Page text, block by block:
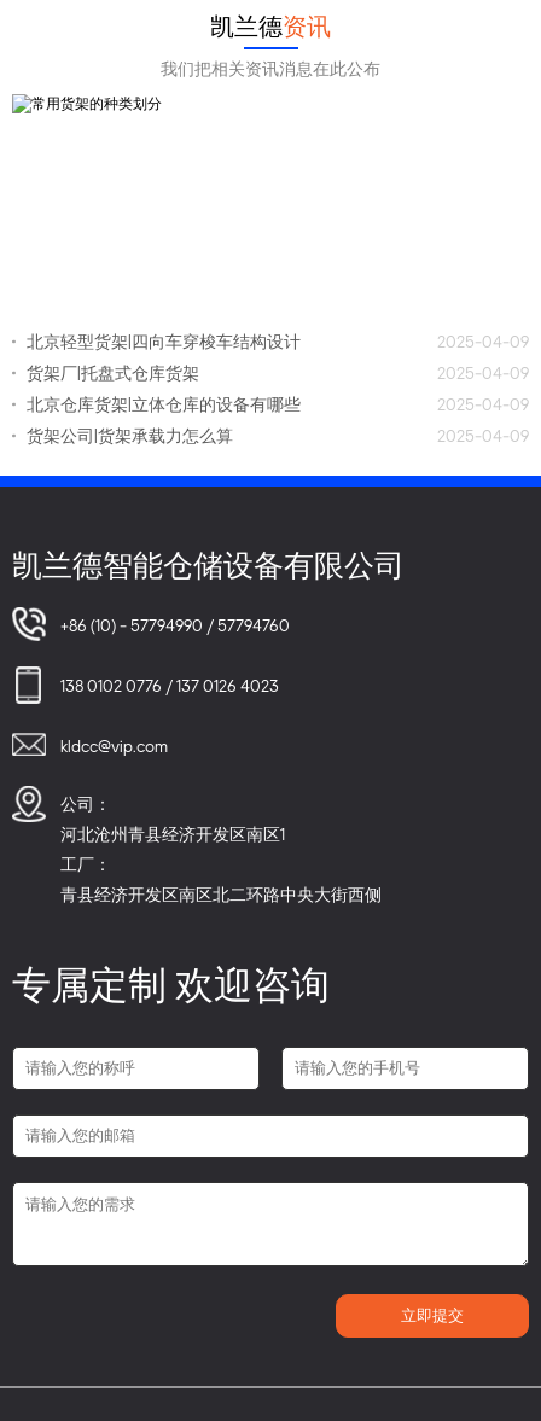
凯兰德资讯
我们把相关资讯消息在此公布
北京轻型货架|四向车穿梭车结构设计
2025-04-09
货架厂|托盘式仓库货架
2025-04-09
北京仓库货架|立体仓库的设备有哪些
2025-04-09
货架公司|货架承载力怎么算
2025-04-09
凯兰德智能仓储设备有限公司
+86 (10) - 57794990 / 57794760
138 0102 0776 / 137 0126 4023
kldcc@vip.com
公司：
河北沧州青县经济开发区南区1
工厂：
青县经济开发区南区北二环路中央大街西侧
专属定制 欢迎咨询